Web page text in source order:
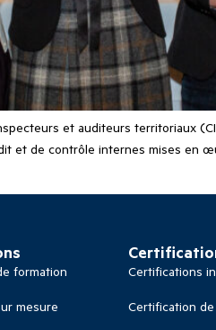
et auditeurs territoriaux
et de contrôle internes mises en
formation
mesure
Certifications
Certification